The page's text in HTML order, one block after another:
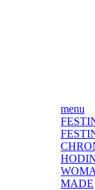
menu
MADE